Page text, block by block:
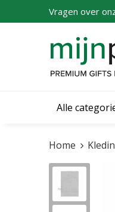
Vragen over
Alle
Home